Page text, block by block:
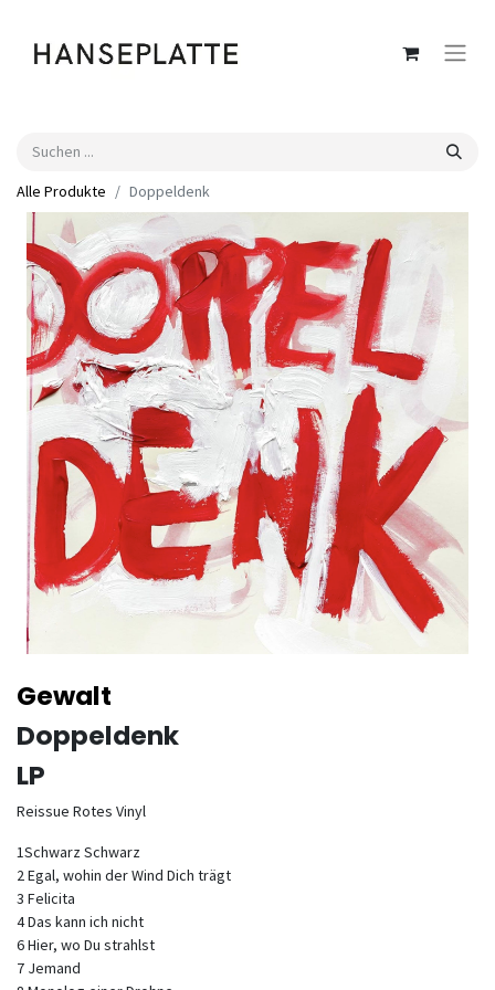
Alle Produkte Doppeldenk
Gewalt
Doppeldenk
LP
Reissue Rotes Vinyl
1Schwarz Schwarz
2 Egal, wohin der Wind Dich trägt
3 Felicita
4 Das kann ich nicht
6 Hier, wo Du strahlst
7 Jemand